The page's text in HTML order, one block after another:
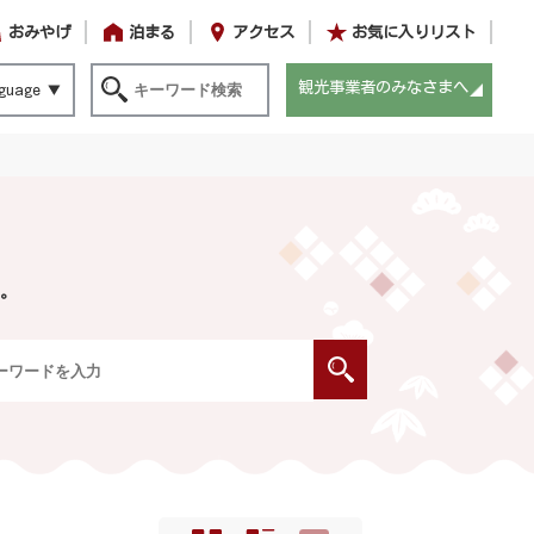
おみやげ 泊まる アクセス お気に入りリスト
観光事業者のみなさまへ